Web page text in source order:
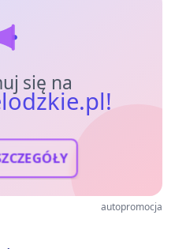
się na
autopromocja